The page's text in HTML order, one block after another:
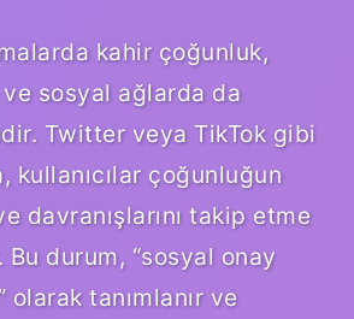
kahir çoğunluk,
sosyal ağlarda da
Twitter veya TikTok gibi
kullanıcılar çoğunluğun
davranışlarını takip etme
durum, “sosyal onay
olarak tanımlanır ve